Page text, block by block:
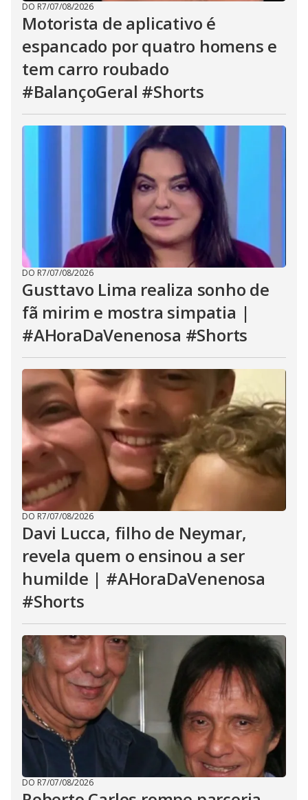
DO R7/07/08/2026
Motorista de aplicativo é
espancado por quatro homens e
tem carro roubado
#BalançoGeral #Shorts
DO R7/07/08/2026
Gusttavo Lima realiza sonho de
fã mirim e mostra simpatia |
#AHoraDaVenenosa #Shorts
DO R7/07/08/2026
Davi Lucca, filho de Neymar,
revela quem o ensinou a ser
humilde | #AHoraDaVenenosa
#Shorts
DO R7/07/08/2026